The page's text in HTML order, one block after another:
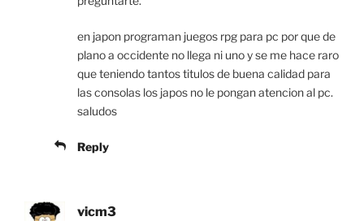
en japon programan juegos rpg para pc por que de
plano a occidente no llega ni uno y se me hace raro
que teniendo tantos titulos de buena calidad para
las consolas los japos no le pongan atencion al pc.
saludos
Reply
vicm3